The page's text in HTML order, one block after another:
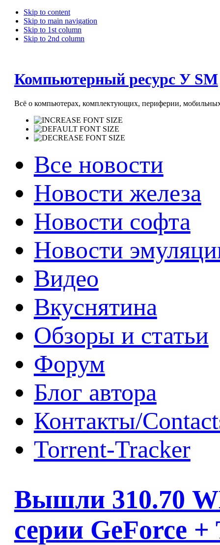
Skip to content
Skip to main navigation
Skip to 1st column
Skip to 2nd column
Компьютерный ресурс У SM
Всё о компьютерах, комплектующих, периферии, мобильных
Все новости
Новости железа
Новости софта
Новости
Видео
Вкуснятина
Обзоры и статьи
Форум
Блог автора
Контакты/
Torrent-Tracker
Вышли 310.70
серии GeForce